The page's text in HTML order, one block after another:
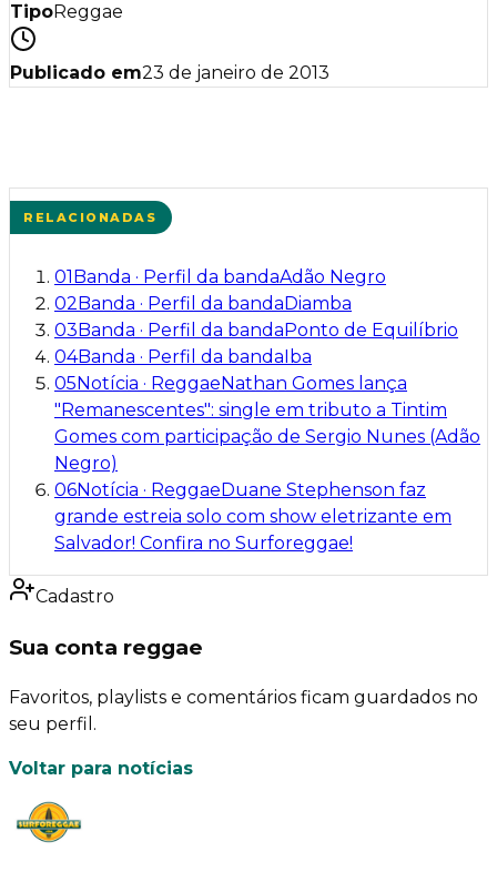
TipoReggae
Publicado em23 de janeiro de 2013
RELACIONADAS
01 Banda · Perfil da bandaAdão Negro
02 Banda · Perfil da banda Diamba
03 Banda · Perfil da banda Ponto de Equilíbrio
04Banda · Perfil da banda Iba
05 Notícia · Reggae Nathan Gomes lança
"Remanescentes": single em tributo a Tintim
Gomes com participação de Sergio Nunes (Adão
Negro)
06Notícia · Reggae Duane Stephenson faz
grande estreia solo com show eletrizante em
Salvador! Confira no Surforeggae!
Cadastro
Sua conta reggae
Favoritos, playlists e comentários ficam guardados no
seu perfil.
Voltar para notícias